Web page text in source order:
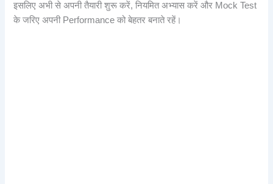
इसलिए अभी से अपनी तैयारी शुरू करें, नियमित अभ्यास करें और Mock Test
के जरिए अपनी Performance को बेहतर बनाते रहें।